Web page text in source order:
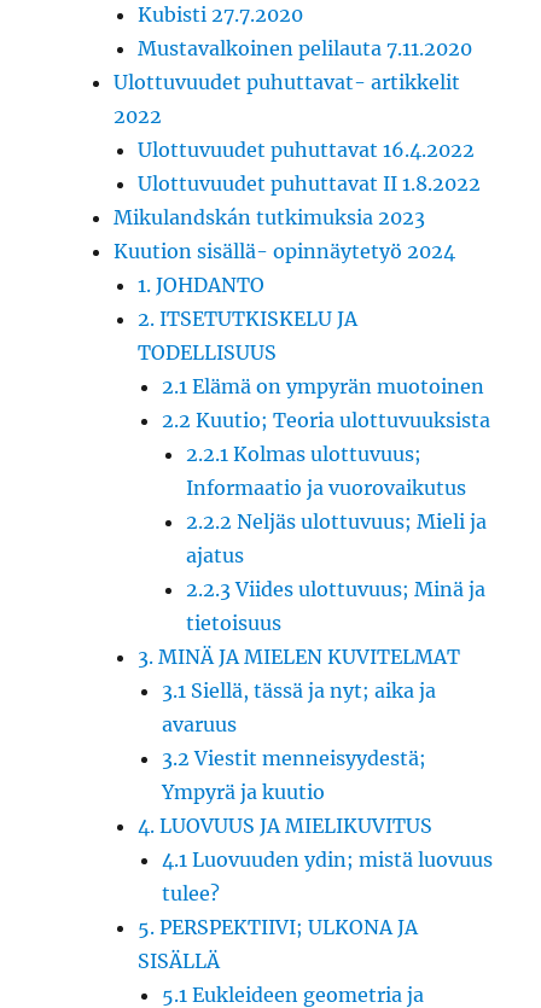
Kubisti 27.7.2020
Mustavalkoinen pelilauta 7.11.2020
Ulottuvuudet puhuttavat- artikkelit
2022
Ulottuvuudet puhuttavat 16.4.2022
Ulottuvuudet puhuttavat II 1.8.2022
Mikulandskán tutkimuksia 2023
Kuution sisällä- opinnäytetyö 2024
1. JOHDANTO
2. ITSETUTKISKELU JA
TODELLISUUS
2.1 Elämä on ympyrän muotoinen
2.2 Kuutio; Teoria ulottuvuuksista
2.2.1 Kolmas ulottuvuus;
Informaatio ja vuorovaikutus
2.2.2 Neljäs ulottuvuus; Mieli ja
ajatus
2.2.3 Viides ulottuvuus; Minä ja
tietoisuus
3. MINÄ JA MIELEN KUVITELMAT
3.1 Siellä, tässä ja nyt; aika ja
avaruus
3.2 Viestit menneisyydestä;
Ympyrä ja kuutio
4. LUOVUUS JA MIELIKUVITUS
4.1 Luovuuden ydin; mistä luovuus
tulee?
5. PERSPEKTIIVI; ULKONA JA
SISÄLLÄ
5.1 Eukleideen geometria ja